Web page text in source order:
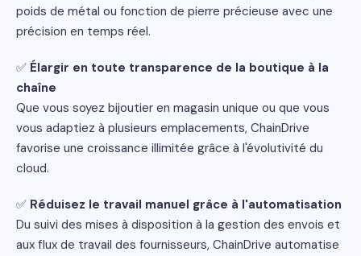
poids de métal ou fonction de pierre précieuse avec une
précision en temps réel.
✅ Élargir en toute transparence de la boutique à la
chaîne
Que vous soyez bijoutier en magasin unique ou que vous
vous adaptiez à plusieurs emplacements, ChainDrive
favorise une croissance illimitée grâce à l'évolutivité du
cloud.
✅ Réduisez le travail manuel grâce à l'automatisation
Du suivi des mises à disposition à la gestion des envois et
aux flux de travail des fournisseurs, ChainDrive automatise